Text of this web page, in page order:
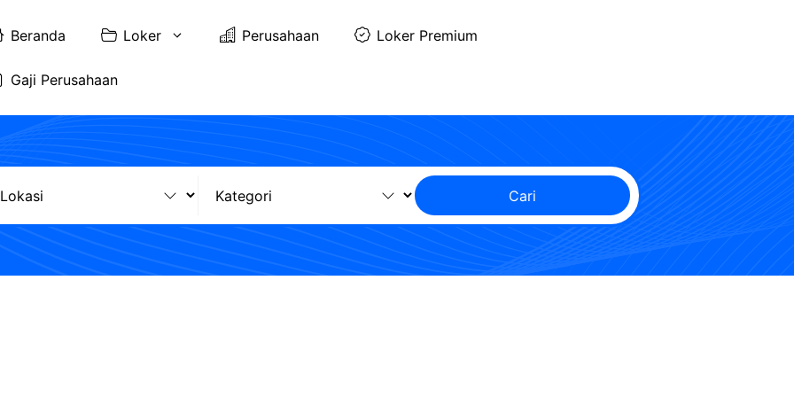
Beranda Loker Perusahaan Loker Premium
Gaji Perusahaan
Cari